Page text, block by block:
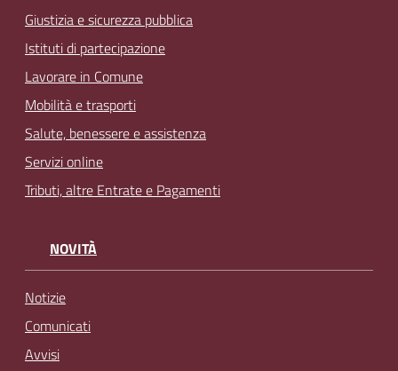
Giustizia e sicurezza pubblica
Istituti di partecipazione
Lavorare in Comune
Mobilità e trasporti
Salute, benessere e assistenza
Servizi online
Tributi, altre Entrate e Pagamenti
NOVITÀ
Notizie
Comunicati
Avvisi